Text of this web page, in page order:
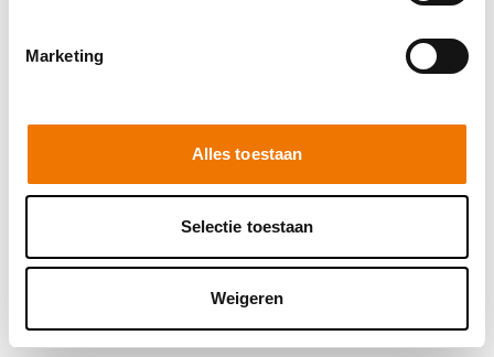
Marketing
Alles toestaan
Selectie toestaan
Weigeren